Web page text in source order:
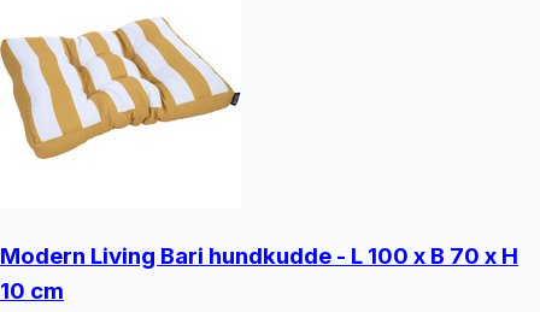
Modern Living Bari hundkudde - L 100 x B 70 x H
10 cm